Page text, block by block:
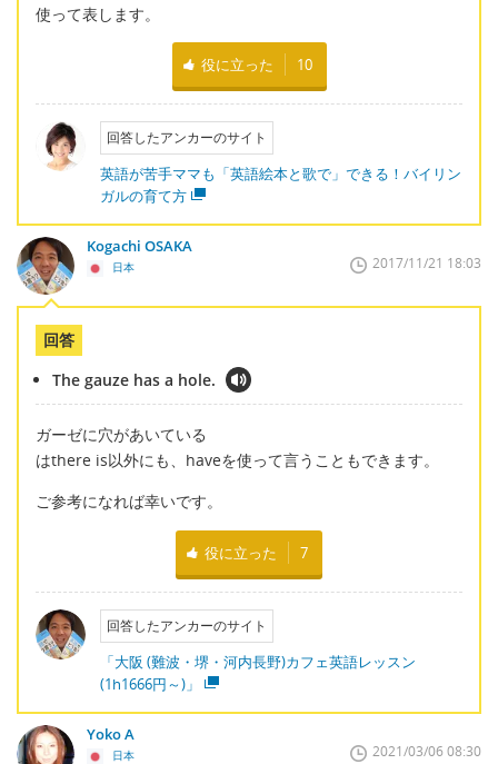
使って表します。
役に立った 10
回答したアンカーのサイト
英語が苦手ママも「英語絵本と歌で」できる！バイリン
ガルの育て方
Kogachi OSAKA
日本 2017/11/21 18:03
回答
The gauze has a hole.
ガーゼに穴があいている
はthere is以外にも、haveを使って言うこともできます。
ご参考になれば幸いです。
役に立った 7
回答したアンカーのサイト
「大阪 (難波・堺・河内長野)カフェ英語レッスン
(1h1666円～)」
Yoko A
日本 2021/03/06 08:30